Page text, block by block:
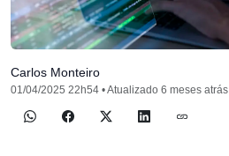
Carlos Monteiro
01/04/2025 22h54 • Atualizado 6 meses atrás